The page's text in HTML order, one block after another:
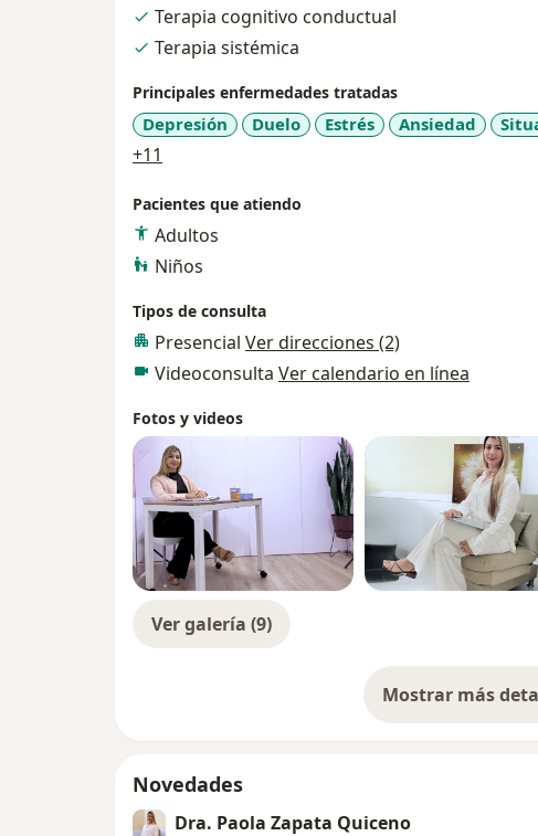
Terapia cognitivo conductual
Terapia sistémica
Principales enfermedades tratadas
Depresión Duelo Estrés Ansiedad
+11
Pacientes que atiendo
Adultos
Niños
Tipos de consulta
Presencial Ver direcciones (2)
Videoconsulta Ver calendario en línea
Fotos y videos
Ver galería (9)
Mostrar mássobre
Novedades
Dra. Paola Zapata Quiceno